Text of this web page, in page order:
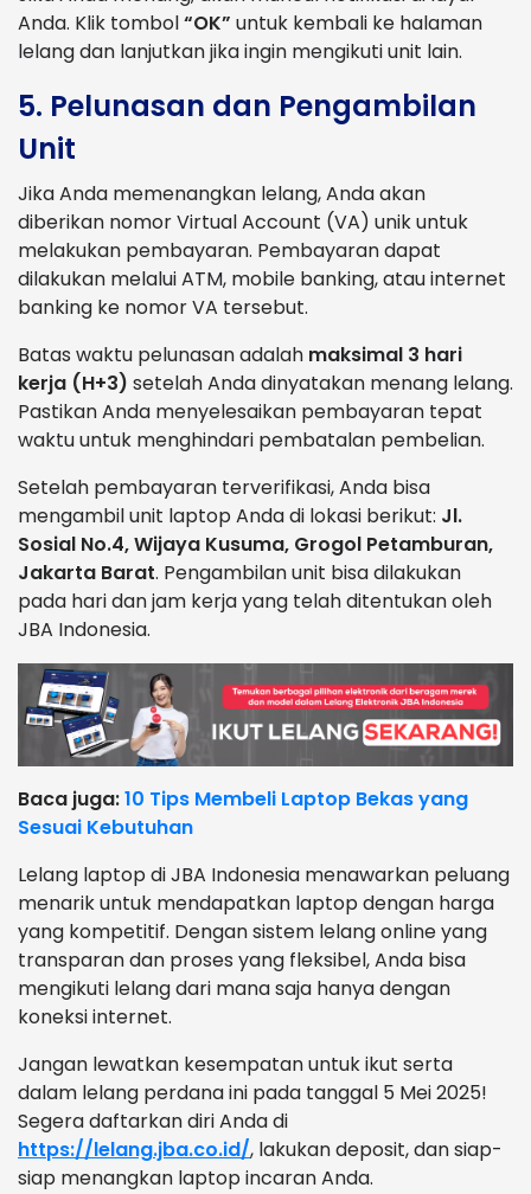
Anda. Klik tombol“OK” untuk kembali ke halaman
lelang dan lanjutkan jika ingin mengikuti unit lain.
5. Pelunasan dan Pengambilan
Unit
Jika Anda memenangkan lelang, Anda akan
diberikan nomor Virtual Account (VA) unik untuk
melakukan pembayaran. Pembayaran dapat
dilakukan melalui ATM, mobile banking, atau internet
banking ke nomor VA tersebut.
Batas waktu pelunasan adalah maksimal 3 hari
kerja (H+3) setelah Anda dinyatakan menang lelang.
Pastikan Anda menyelesaikan pembayaran tepat
waktu untuk menghindari pembatalan pembelian.
Setelah pembayaran terverifikasi, Anda bisa
mengambil unit laptop Anda di lokasi berikut: Jl.
Sosial No.4, Wijaya Kusuma, Grogol Petamburan,
Jakarta Barat. Pengambilan unit bisa dilakukan
pada hari dan jam kerja yang telah ditentukan oleh
JBA Indonesia.
Baca juga:10 Tips Membeli Laptop Bekas yang
Sesuai Kebutuhan
Lelang laptop di JBA Indonesia menawarkan peluang
menarik untuk mendapatkan laptop dengan harga
yang kompetitif. Dengan sistem lelang online yang
transparan dan proses yang fleksibel, Anda bisa
mengikuti lelang dari mana saja hanya dengan
koneksi internet.
Jangan lewatkan kesempatan untuk ikut serta
dalam lelang perdana ini pada tanggal 5 Mei 2025!
Segera daftarkan diri Anda di
https://lelang.jba.co.id/, lakukan deposit, dan siap-
siap menangkan laptop incaran Anda.